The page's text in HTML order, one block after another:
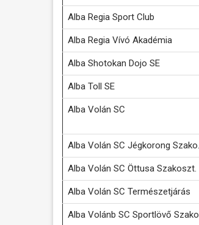
Alba Regia Sport Club
Alba Regia Vívó Akadémia
Alba Shotokan Dojo SE
Alba Toll SE
Alba Volán SC
Alba Volán SC Jégkorong Szako.
Alba Volán SC Öttusa Szakoszt.
Alba Volán SC Természetjárás
Alba Volánb SC Sportlövő Szako.